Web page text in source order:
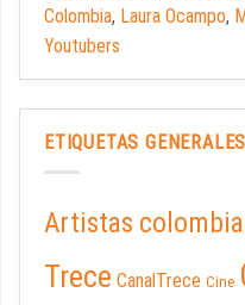
Colombia, Laura Ocampo,
Youtubers
ETIQUETAS GENERALES
Artistas
Trece CanalTrece Cine